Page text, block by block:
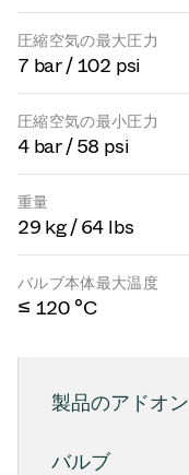
圧縮空気の最大圧力
7 bar / 102 psi
圧縮空気の最小圧力
4 bar / 58 psi
重量
29 kg / 64 lbs
バルブ本体最大温度
≤ 120 °C
製品のアドオン
バルブ